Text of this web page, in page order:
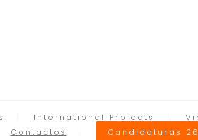
International Projects
Contactos Candidaturas